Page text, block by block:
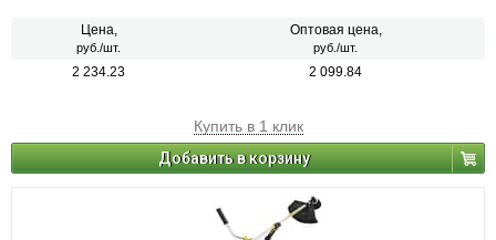
Цена,
руб./шт.
Оптовая цена,
руб./шт.
2 234.23 2 099.84
Купить в 1 клик
Добавить в корзину